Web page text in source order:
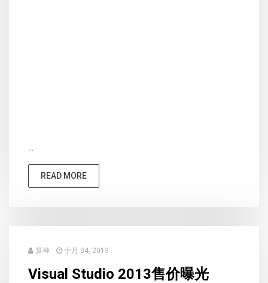
...
READ MORE
算神 十月 04, 2013
Visual Studio 2013售价曝光